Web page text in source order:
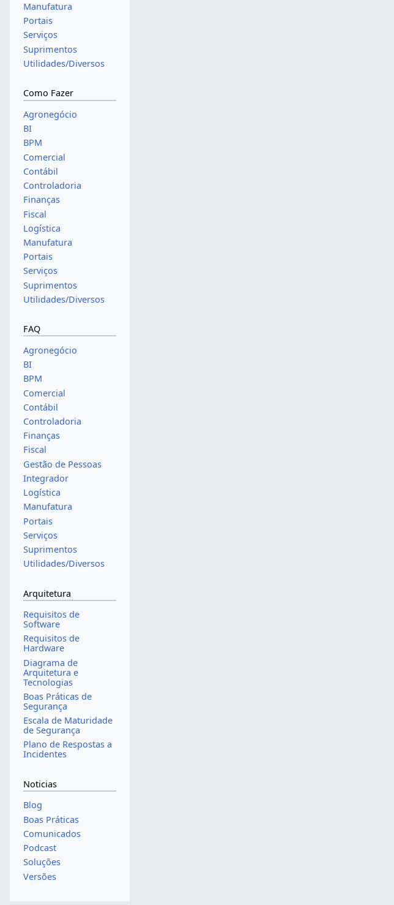
Manufatura
Portais
Serviços
Suprimentos
Utilidades/Diversos
Como Fazer
Agronegócio
BI
BPM
Comercial
Contábil
Controladoria
Finanças
Fiscal
Logística
Manufatura
Portais
Serviços
Suprimentos
Utilidades/Diversos
FAQ
Agronegócio
BI
BPM
Comercial
Contábil
Controladoria
Finanças
Fiscal
Gestão de Pessoas
Integrador
Logística
Manufatura
Portais
Serviços
Suprimentos
Utilidades/Diversos
Arquitetura
Requisitos de
Software
Requisitos de
Hardware
Diagrama de
Arquitetura e
Tecnologias
Boas Práticas de
Segurança
Escala de Maturidade
de Segurança
Plano de Respostas a
Incidentes
Noticias
Blog
Boas Práticas
Comunicados
Podcast
Soluções
Versões